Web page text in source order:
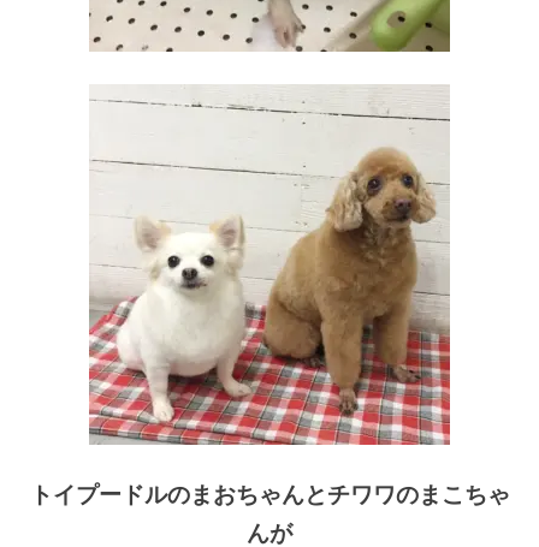
トイプードルのまおちゃんとチワワのまこちゃ
んが